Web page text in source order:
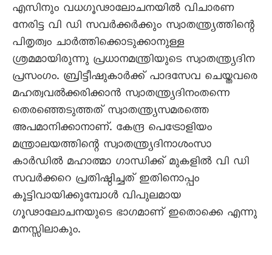
എസിനും വധഗൂഢാലോചനയില്‍ വിചാരണ
നേരിട്ട വി ഡി സവര്‍ക്കര്‍ക്കും സ്വാതന്ത്ര്യത്തിന്റെ
പിതൃത്വം ചാര്‍ത്തിക്കൊടുക്കാനുള്ള
ശ്രമമായിരുന്നു പ്രധാനമന്ത്രിയുടെ സ്വാതന്ത്ര്യദിന
പ്രസംഗം. ബ്രിട്ടീഷുകാര്‍ക്ക് പാദസേവ ചെയ്തവരെ
മഹത്വവല്‍ക്കരിക്കാന്‍ സ്വാതന്ത്ര്യദിനംതന്നെ
തെരഞ്ഞെടുത്തത് സ്വാതന്ത്ര്യസമരത്തെ
അപമാനിക്കാനാണ്. കേന്ദ്ര പെട്രോളിയം
മന്ത്രാലയത്തിന്റെ സ്വാതന്ത്ര്യദിനാശംസാ
കാര്‍ഡില്‍ മഹാത്മാ ഗാന്ധിക്ക് മുകളില്‍ വി ഡി
സവര്‍ക്കറെ പ്രതിഷ്ഠിച്ചത് ഇതിനൊപ്പം
കൂട്ടിവായിക്കുമ്പോള്‍ വിപുലമായ
ഗൂഢാലോചനയുടെ ഭാഗമാണ് ഇതൊക്കെ എന്നു
മനസ്സിലാകും.